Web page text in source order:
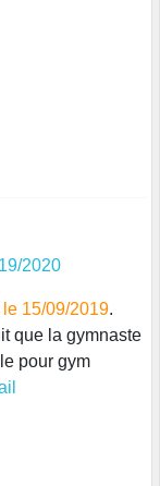
2020
15/09/2019.
que la gymnaste
pour gym